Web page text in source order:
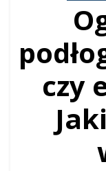
czy